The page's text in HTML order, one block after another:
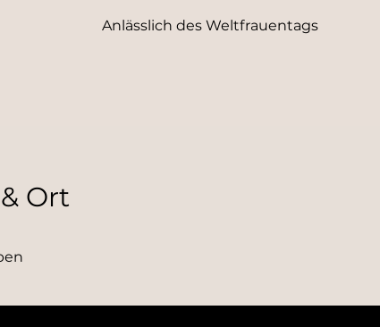
Anlässlich des Weltfrauentags
Ort